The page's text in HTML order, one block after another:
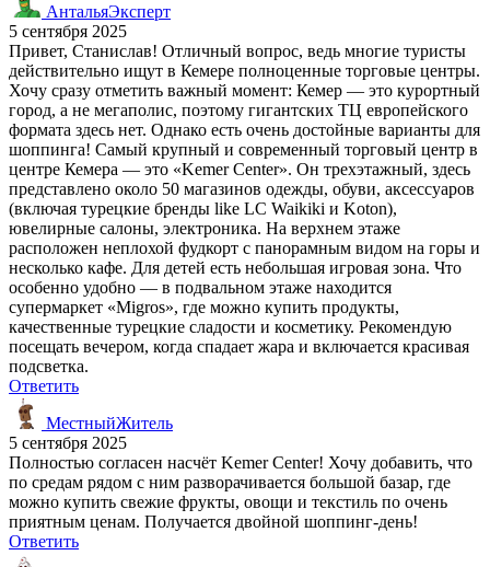
АнтальяЭксперт
5 сентября 2025
Привет, Станислав! Отличный вопрос, ведь многие туристы
действительно ищут в Кемере полноценные торговые центры.
Хочу сразу отметить важный момент: Кемер — это курортный
город, а не мегаполис, поэтому гигантских ТЦ европейского
формата здесь нет. Однако есть очень достойные варианты для
шоппинга! Самый крупный и современный торговый центр в
центре Кемера — это «Kemer Center». Он трехэтажный, здесь
представлено около 50 магазинов одежды, обуви, аксессуаров
(включая турецкие бренды like LC Waikiki и Koton),
ювелирные салоны, электроника. На верхнем этаже
расположен неплохой фудкорт с панорамным видом на горы и
несколько кафе. Для детей есть небольшая игровая зона. Что
особенно удобно — в подвальном этаже находится
супермаркет «Migros», где можно купить продукты,
качественные турецкие сладости и косметику. Рекомендую
посещать вечером, когда спадает жара и включается красивая
подсветка.
Ответить
МестныйЖитель
5 сентября 2025
Полностью согласен насчёт Kemer Center! Хочу добавить, что
по средам рядом с ним разворачивается большой базар, где
можно купить свежие фрукты, овощи и текстиль по очень
приятным ценам. Получается двойной шоппинг-день!
Ответить